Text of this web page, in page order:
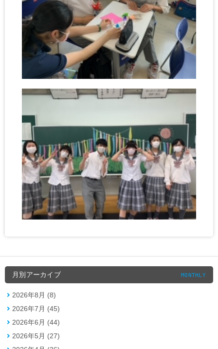
月別アーカイブ MONTHLY
2026年8月 (8)
2026年7月 (45)
2026年6月 (44)
2026年5月 (27)